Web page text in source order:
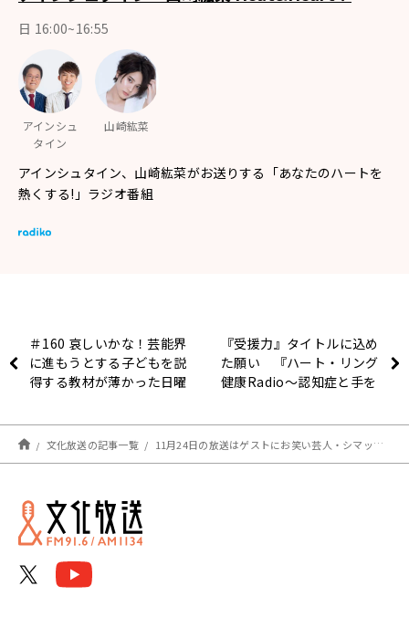
日 16:00~16:55
アインシュ
タイン
山崎紘菜
アインシュタイン、山崎紘菜がお送りする「あなたのハートを
熱くする!」ラジオ番組
＃160 哀しいかな！芸能界
に進もうとする子どもを説
得する教材が薄かった日曜
『受援力』タイトルに込め
た願い 『ハート・リング
健康Radio～認知症と手を
文化放送の記事一覧 11月24日の放送はゲストにお笑い芸人・シマッシュレコードが登場！３人の”あくまでもイメージ”を披露♪『アインシュタイン・山崎紘菜 Heat&Heart!』